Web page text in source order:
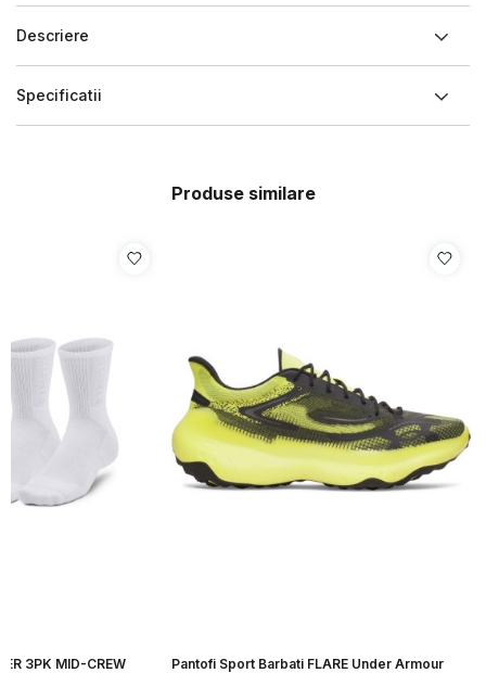
Descriere
Specificatii
Produse similare
3PK MID-CREW Pantofi Sport Barbati FLARE Under Armour